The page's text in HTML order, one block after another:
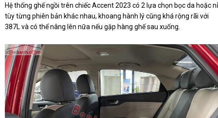
Hệ thống ghế ngồi trên chiếc Accent 2023 có 2 lựa chọn bọc da hoặc nỉ
tùy từng phiên bản khác nhau, khoang hành lý cũng khá rộng rãi với
387L và có thể nâng lên nữa nếu gập hàng ghế sau xuống.